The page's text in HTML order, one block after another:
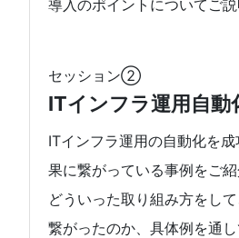
導入のポイントについてご説
セッション②
ITインフラ運用自動
ITインフラ運用の自動化を
果に繋がっている事例をご紹
どういった取り組み方をし
繋がったのか、具体例を通